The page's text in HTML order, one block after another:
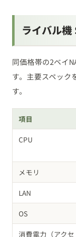
ライバル
同価格帯の2ベイ
す。主要スペック
す。
項目
CPU
メモリ
LAN
OS
消費電力（アクセ